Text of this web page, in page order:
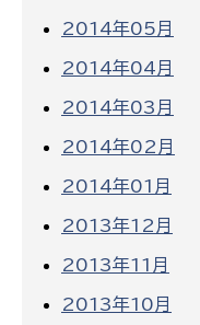
2014年05月
2014年04月
2014年03月
2014年02月
2014年01月
2013年12月
2013年11月
2013年10月